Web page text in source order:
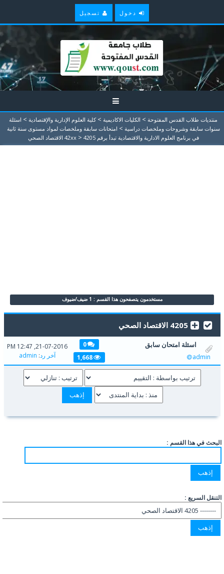
دخول تسجيل
منتديات طلاب القدس المفتوحة > الكليات الاكاديمية > كلية العلوم الإدارية والإقتصادية > اسئلة
سنوات سابقة وشروحات وملخصات دراسية > امتحانات سابقة وملخصات لمواد مستوى سنة ثانية
في برنامج العلوم الادارية والاقتصادية تبدأ برقم 42xx
> 4205 الاقتصاد الصحي
مستخدمون يتصفحون هذا القسم : 1 ضيف/ضيوف
4205 الاقتصاد الصحي
اسئلة امتحان سابق
admin
0
1,668
21-07-2016, 12:47 PM
آخر رد:
admin
البحث في هذا القسم :
التنقل السريع :